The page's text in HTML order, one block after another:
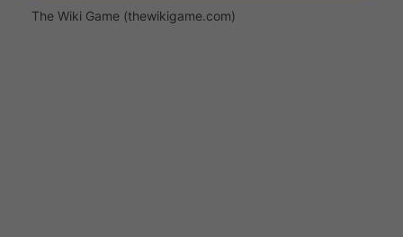
The Wiki Game (thewikigame.com)